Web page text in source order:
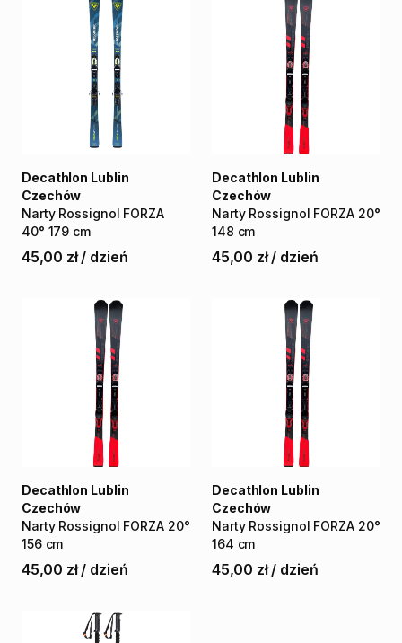
Narty Rossignol FORZA
40° 179 cm
Decathlon Lublin
Czechów
45,00 zł / dzień
Narty Rossignol FORZA 20°
148 cm
Decathlon Lublin
Czechów
45,00 zł / dzień
Narty Rossignol FORZA 20°
156 cm
Decathlon Lublin
Czechów
45,00 zł / dzień
Narty Rossignol FORZA 20°
164 cm
Decathlon Lublin
Czechów
45,00 zł / dzień